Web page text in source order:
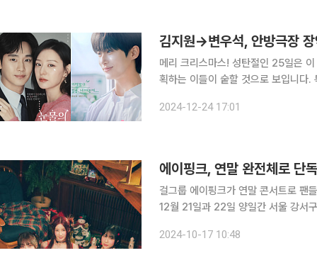
메리 크리스마스! 성탄절인 25일은 이 인사로 하루를 열 듯합니다. 공휴일인 만큼 즐거운 약속을 계
획하는 이들이 숱할 것으로 보입니다
상파 3사는 연말마다 '연기대상'을 여
2024-12-24 17:01
에이핑크, 연말 완전체로
걸그룹 에이핑크가 연말 콘서트로 팬들과 만난다. 에이핑크(박초롱·윤보미·
12월 21일과 22일 양일간 서울 강서
에이핑크는 심혈을 기울여 준비한 다
2024-10-17 10:48